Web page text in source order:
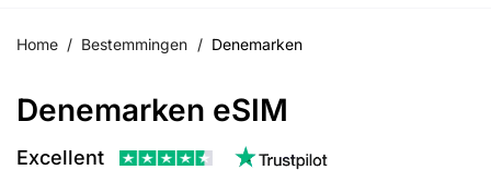
Home / Bestemmingen / Denemarken
Denemarken eSIM
Excellent